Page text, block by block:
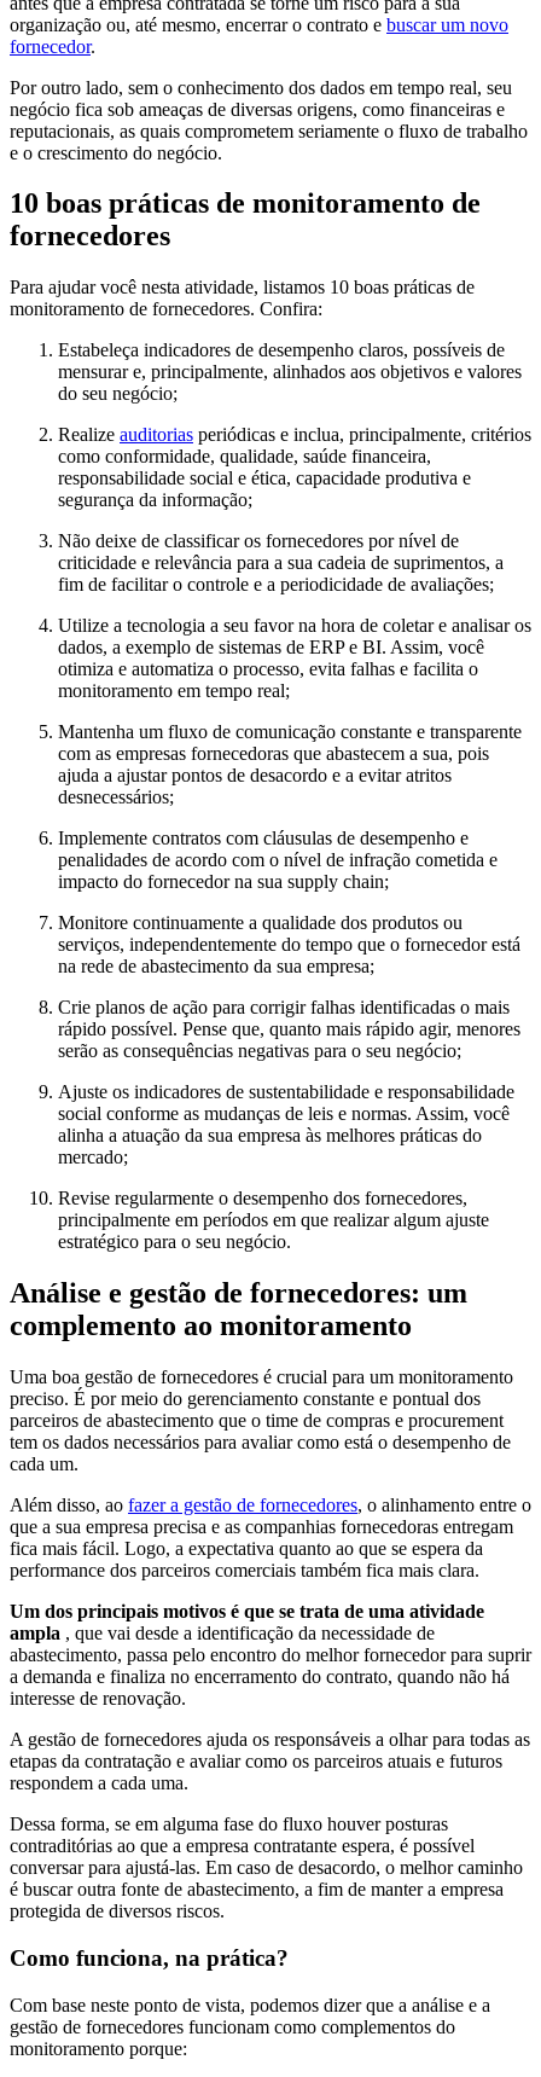
organização ou, até mesmo, encerrar o contrato e buscar um novo
fornecedor.
Por outro lado, sem o conhecimento dos dados em tempo real, seu
negócio fica sob ameaças de diversas origens, como financeiras e
reputacionais, as quais comprometem seriamente o fluxo de trabalho
e o crescimento do negócio.
10 boas práticas de monitoramento de
fornecedores
Para ajudar você nesta atividade, listamos 10 boas práticas de
monitoramento de fornecedores. Confira:
Estabeleça indicadores de desempenho claros, possíveis de
mensurar e, principalmente, alinhados aos objetivos e valores
do seu negócio;
Realize auditorias periódicas e inclua, principalmente, critérios
como conformidade, qualidade, saúde financeira,
responsabilidade social e ética, capacidade produtiva e
segurança da informação;
Não deixe de classificar os fornecedores por nível de
criticidade e relevância para a sua cadeia de suprimentos, a
fim de facilitar o controle e a periodicidade de avaliações;
Utilize a tecnologia a seu favor na hora de coletar e analisar os
dados, a exemplo de sistemas de ERP e BI. Assim, você
otimiza e automatiza o processo, evita falhas e facilita o
monitoramento em tempo real;
Mantenha um fluxo de comunicação constante e transparente
com as empresas fornecedoras que abastecem a sua, pois
ajuda a ajustar pontos de desacordo e a evitar atritos
desnecessários;
Implemente contratos com cláusulas de desempenho e
penalidades de acordo com o nível de infração cometida e
impacto do fornecedor na sua supply chain;
Monitore continuamente a qualidade dos produtos ou
serviços, independentemente do tempo que o fornecedor está
na rede de abastecimento da sua empresa;
Crie planos de ação para corrigir falhas identificadas o mais
rápido possível. Pense que, quanto mais rápido agir, menores
serão as consequências negativas para o seu negócio;
Ajuste os indicadores de sustentabilidade e responsabilidade
social conforme as mudanças de leis e normas. Assim, você
alinha a atuação da sua empresa às melhores práticas do
mercado;
Revise regularmente o desempenho dos fornecedores,
principalmente em períodos em que realizar algum ajuste
estratégico para o seu negócio.
Análise e gestão de fornecedores: um
complemento ao monitoramento
Uma boa gestão de fornecedores é crucial para um monitoramento
preciso. É por meio do gerenciamento constante e pontual dos
parceiros de abastecimento que o time de compras e procurement
tem os dados necessários para avaliar como está o desempenho de
cada um.
Além disso, ao fazer a gestão de fornecedores, o alinhamento entre o
que a sua empresa precisa e as companhias fornecedoras entregam
fica mais fácil. Logo, a expectativa quanto ao que se espera da
performance dos parceiros comerciais também fica mais clara.
Um dos principais motivos é que se trata de uma atividade
ampla , que vai desde a identificação da necessidade de
abastecimento, passa pelo encontro do melhor fornecedor para suprir
a demanda e finaliza no encerramento do contrato, quando não há
interesse de renovação.
A gestão de fornecedores ajuda os responsáveis a olhar para todas as
etapas da contratação e avaliar como os parceiros atuais e futuros
respondem a cada uma.
Dessa forma, se em alguma fase do fluxo houver posturas
contraditórias ao que a empresa contratante espera, é possível
conversar para ajustá-las. Em caso de desacordo, o melhor caminho
é buscar outra fonte de abastecimento, a fim de manter a empresa
protegida de diversos riscos.
Como funciona, na prática?
Com base neste ponto de vista, podemos dizer que a análise e a
gestão de fornecedores funcionam como complementos do
monitoramento porque: